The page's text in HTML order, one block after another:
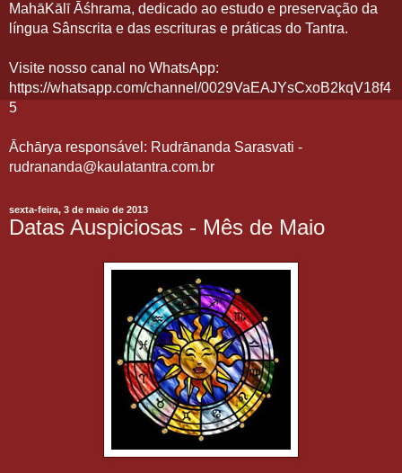
MahāKālī Āśhrama, dedicado ao estudo e preservação da
língua Sânscrita e das escrituras e práticas do Tantra.
Visite nosso canal no WhatsApp:
https://whatsapp.com/channel/0029VaEAJYsCxoB2kqV18f4
5
Āchārya responsável: Rudrānanda Sarasvati -
rudrananda@kaulatantra.com.br
sexta-feira, 3 de maio de 2013
Datas Auspiciosas - Mês de Maio